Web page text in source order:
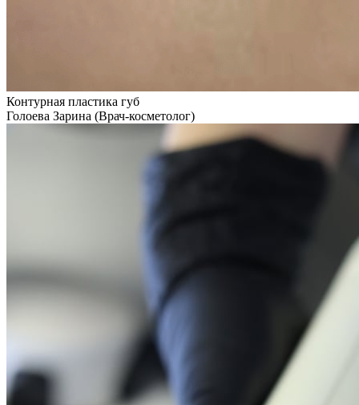
Контурная пластика губ
Голоева Зарина (Врач-косметолог)